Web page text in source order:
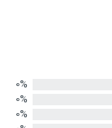
0%
0%
0%